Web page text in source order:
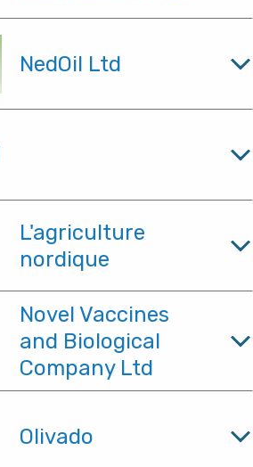
NedOil Ltd
L'agriculture
nordique
Novel Vaccines
and Biological
Company Ltd
Olivado